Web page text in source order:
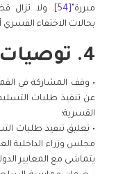
مبررة" [54]
. ولا تزال
بحالات الاختفاء القسري
4. توصيات
• وقف المشاركة في
عن تنفيذ طلبات
القسرية؛
• تعليق تنفيذ طلبات
مجلس وزراء الداخلية
يتماشى مع المعايير